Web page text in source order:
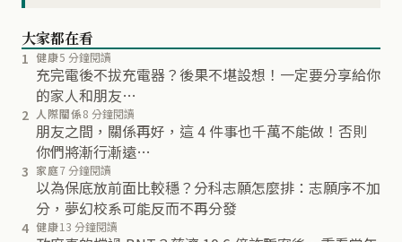
大家都在看
1 健康5 分鐘閱讀
充完電後不拔充電器？後果不堪設想！一定要分享給你
的家人和朋友…
2 人際關係8 分鐘閱讀
朋友之間，關係再好，這 4 件事也千萬不能做！否則
你們將漸行漸遠…
3 家庭7 分鐘閱讀
以為保底放前面比較穩？分科志願怎麼排：志願序不加
分，夢幻校系可能反而不再分發
4 健康13 分鐘閱讀